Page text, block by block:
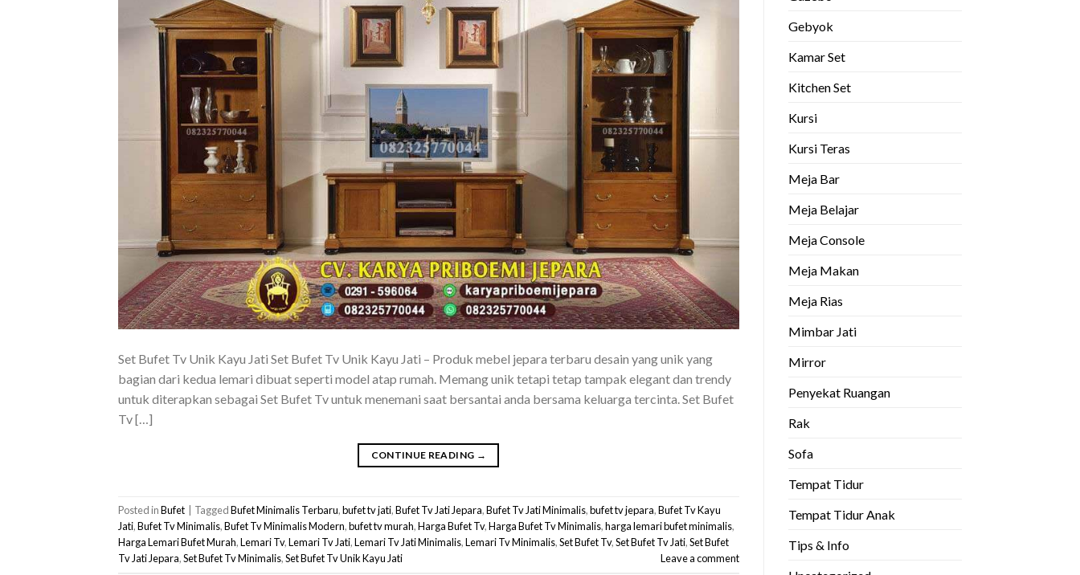
Set Bufet Tv Unik Kayu Jati Set Bufet Tv Unik Kayu Jati – Produk mebel jepara terbaru desain yang unik yang
bagian dari kedua lemari dibuat seperti model atap rumah. Memang unik tetapi tetap tampak elegant dan trendy
untuk diterapkan sebagai Set Bufet Tv untuk menemani saat bersantai anda bersama keluarga tercinta. Set Bufet
Tv […]
CONTINUE READING →
Posted inBufet TaggedBufet Minimalis Terbaru,bufet tv jati,Bufet Tv Jati Jepara,Bufet Tv Jati Minimalis,bufet tv jepara,Bufet Tv Kayu
Jati,Bufet Tv Minimalis,Bufet Tv Minimalis Modern,bufet tv murah,Harga Bufet Tv,Harga Bufet Tv Minimalis,harga lemari bufet minimalis,
Harga Lemari Bufet Murah,Lemari Tv,Lemari Tv Jati,Lemari Tv Jati Minimalis,Lemari Tv Minimalis,Set Bufet Tv,Set Bufet Tv Jati,Set Bufet
Tv Jati Jepara,Set Bufet Tv Minimalis,Set Bufet Tv Unik Kayu Jati Leave a comment
Gebyok
Kamar Set
Kitchen Set
Kursi
Kursi Teras
Meja Bar
Meja Belajar
Meja Console
Meja Makan
Meja Rias
Mimbar Jati
Mirror
Penyekat Ruangan
Rak
Sofa
Tempat Tidur
Tempat Tidur Anak
Tips & Info